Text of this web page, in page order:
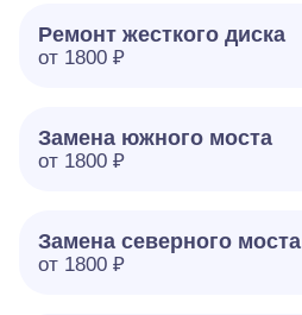
Ремонт жесткого диска
от 1800 ₽
Замена южного моста
от 1800 ₽
Замена северного моста
от 1800 ₽